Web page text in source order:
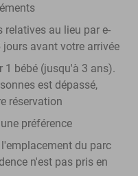
au lieu par e-
avant votre arrivée
1 bébé (jusqu'à 3 ans).
est dépassé,
réservation
préférence
du parc
n'est pas pris en